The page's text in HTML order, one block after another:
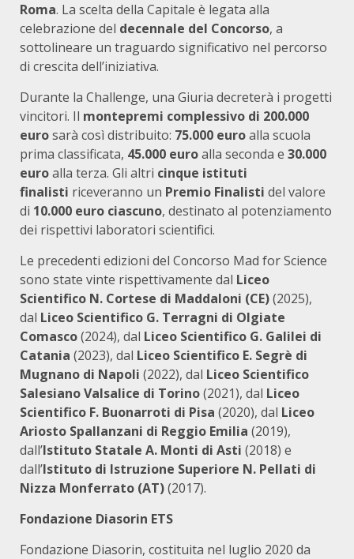
Roma. La scelta della Capitale è legata alla
celebrazione del decennale del Concorso, a
sottolineare un traguardo significativo nel percorso
di crescita dell’iniziativa.
Durante la Challenge, una Giuria decreterà i progetti
vincitori. Il montepremi complessivo di 200.000
eurosarà così distribuito: 75.000 euroalla scuola
prima classificata, 45.000 euroalla seconda e 30.000
euroalla terza. Gli altri cinque istituti
finalisti riceveranno un Premio Finalisti del valore
di 10.000 euro ciascuno, destinato al potenziamento
dei rispettivi laboratori scientifici.
Le precedenti edizioni del Concorso Mad for Science
sono state vinte rispettivamente dal Liceo
Scientifico N. Cortese di Maddaloni (CE)(2025),
dal Liceo Scientifico G. Terragni di Olgiate
Comasco(2024), dal Liceo Scientifico G. Galilei di
Catania (2023), dal Liceo Scientifico E. Segrè di
Mugnano di Napoli (2022), dal Liceo Scientifico
Salesiano Valsalice di Torino(2021), dal Liceo
Scientifico F. Buonarroti di Pisa (2020), dal Liceo
Ariosto Spallanzani di Reggio Emilia (2019),
dall’Istituto Statale A. Monti di Asti (2018) e
dall’Istituto di Istruzione Superiore N. Pellati di
Nizza Monferrato (AT)(2017).
Fondazione Diasorin ETS
Fondazione Diasorin, costituita nel luglio 2020 da